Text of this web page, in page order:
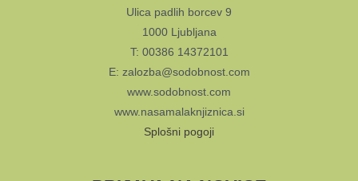
Ulica padlih borcev 9
1000 Ljubljana
T: 00386 14372101
E: zalozba@sodobnost.com
www.sodobnost.com
www.nasamalaknjiznica.si
Splošni pogoji